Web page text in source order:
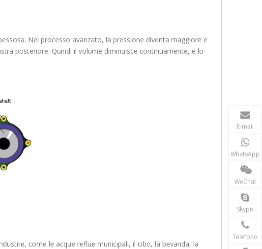
Nel processo avanzato, la pressione diventa maggiore e
posteriore. Quindi il volume diminuisce continuamente, e lo
come le acque reflue municipali, il cibo, la bevanda, la
E-mail
WhatsApp
WeChat
Skype
Telefono